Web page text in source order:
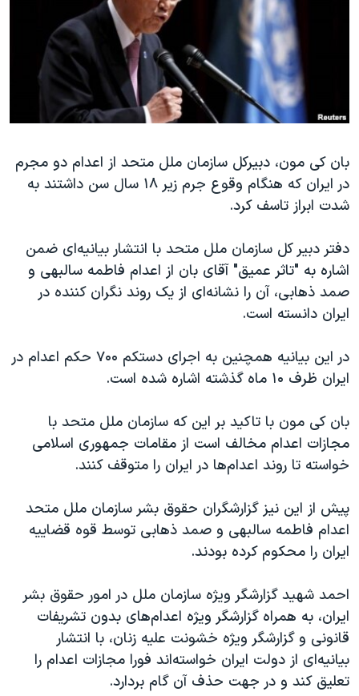
فرهنگ و زندگی
حقوق شهروندی
اقتصادی
علم و فناوری
گالری عکس
آرشیو پخش زنده
انتخابات ریاست جمهوری آمریکا ۲۰۲۴
حمله جمهوری اسلامی به اسرائیل
رمز مهسا
اعتراضات زن، زندگی، آزادی
مجموعه مستندهای دادخواهی
تریبونال مردمی آبان ۹۸
دادگاه حمید نوری
چهل سال گروگان‌گیری
قانون شفافیت دارائی کادر رهبری ایران
اسرائیل در جنگ
نرگس محمدی برنده جایزه نوبل صلح
همایش محافظه‌کاران آمریکا «سی‌پک»
صفحه‌های ویژه
سفر پرزیدنت ترامپ به چین
زبانهای مختلف
بان کی مون، دبیرکل سازمان ملل متحد از اعدام دو مجرم
در ایران که هنگام وقوع جرم زیر ۱۸ سال سن داشتند به
شدت ابراز تاسف کرد.
دفتر دبیر کل سازمان ملل متحد با انتشار بیانیه‌ای ضمن
اشاره به "تاثر عمیق" آقای‌ بان از اعدام فاطمه سالبهی و
صمد ذهابی، آن را نشانه‌ای از یک روند نگران کننده در
ایران دانسته است.
در این بیانیه همچنین به اجرای دستکم ۷۰۰ حکم اعدام در
ایران ظرف ۱۰ ماه گذشته اشاره شده است.
بان کی مون با تاکید بر این که سازمان ملل متحد با
مجازات اعدام مخالف است از مقامات جمهوری اسلامی
خواسته تا روند اعدام‌ها در ایران را متوقف کنند.
پیش از این نیز گزارشگران حقوق بشر سازمان ملل متحد
اعدام فاطمه سالبهی و صمد ذهابی توسط قوه قضاییه
ایران را محکوم کرده بودند.
احمد شهید گزارشگر ویژه سازمان ملل در امور حقوق بشر
ایران، به همراه گزارشگر ویژه اعدام‌های بدون تشریفات
قانونی و گزارشگر ویژه خشونت علیه زنان، با انتشار
بیانیه‌ای از دولت ایران خواسته‌اند فورا مجازات اعدام را
تعلیق کند و در جهت حذف آن گام بردارد.